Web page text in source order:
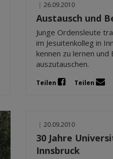
| 26.09.2010
Austausch und
Junge Ordensleute
im Jesuitenkolleg in
kennen zu lernen und
auszutauschen.
Teilen Teilen
| 20.09.2010
30 Jahre
Innsbruck